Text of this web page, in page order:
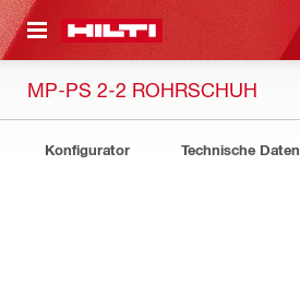
MP-PS 2-2 ROHRSCHUH
Konfigurator Technische Daten